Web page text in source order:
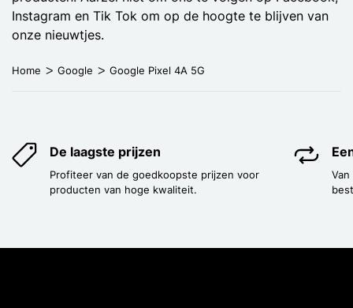
Instagram en Tik Tok om op de hoogte te blijven van
onze nieuwtjes.
Home Google Google Pixel 4A 5G
De laagste prijzen
Profiteer van de goedkoopste prijzen voor
producten van hoge kwaliteit.